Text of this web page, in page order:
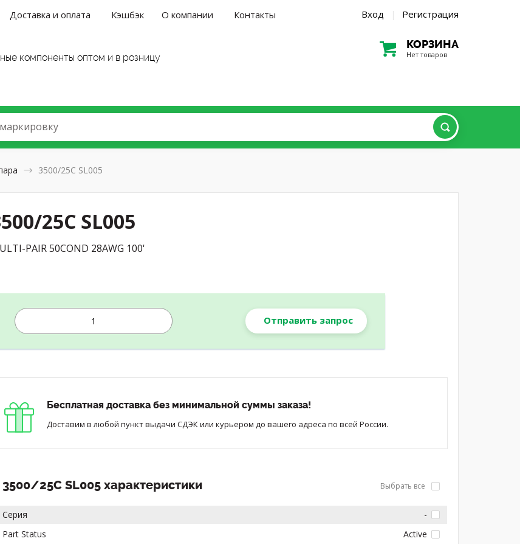
Доставка и оплата Кэшбэк О компании Контакты Вход | Регистрация
компоненты оптом и в розницу
КОРЗИНА
Нет товаров
3500/25C SL005
25C SL005
PAIR 50COND 28AWG 100'
Отправить запрос
Бесплатная доставка без минимальной суммы заказа!
Доставим в любой пункт выдачи СДЭК или курьером до вашего адреса по всей России.
3500/25C SL005 характеристики Выбрать все
Серия
-
Part Status
Active